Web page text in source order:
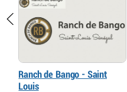
Ranch de Bango - Saint
Louis